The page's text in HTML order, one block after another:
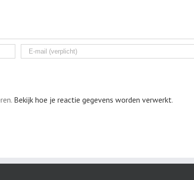
Bekijk hoe je reactie gegevens worden verwerkt.